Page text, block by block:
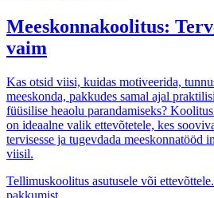
Meeskonnakoolitus:
vaim
Kas otsid viisi, kuidas motiveerida,
meeskonda, pakkudes samal ajal
füüsilise heaolu parandamiseks?
on ideaalne valik ettevõtetele, kes
tervisesse ja tugevdada meeskonnatööd
viisil.
Tellimuskoolitus asutusele või